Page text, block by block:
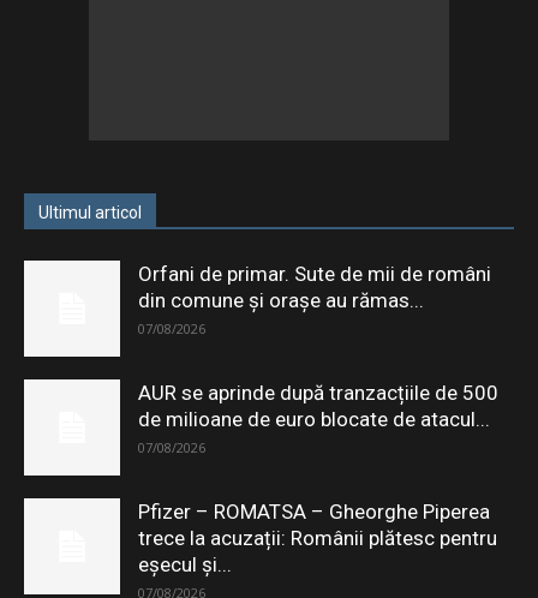
Ultimul articol
Orfani de primar. Sute de mii de români
din comune și orașe au rămas...
07/08/2026
AUR se aprinde după tranzacțiile de 500
de milioane de euro blocate de atacul...
07/08/2026
Pfizer – ROMATSA – Gheorghe Piperea
trece la acuzații: Românii plătesc pentru
eşecul şi...
07/08/2026